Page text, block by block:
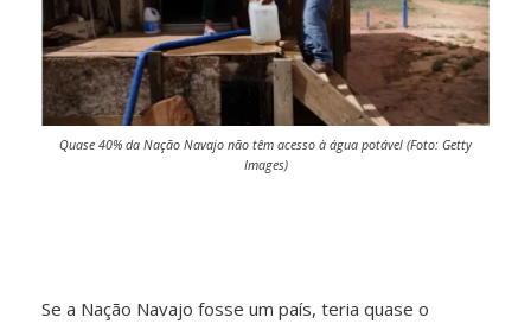
Quase 40% da Nação Navajo não têm acesso à água potável (Foto: Getty
Images)
Se a Nação Navajo fosse um país, teria quase o